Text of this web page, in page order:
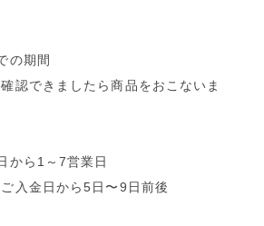
の期間
認できましたら商品をおこないま
から1～7営業日
入金日から5日〜9日前後